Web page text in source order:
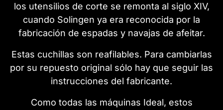
los utensilios de corte se remonta al siglo XIV,
cuando Solingen ya era reconocida por la
fabricación de espadas y navajas de afeitar.
Estas cuchillas son reafilables. Para cambiarlas
por su repuesto original sólo hay que seguir las
instrucciones del fabricante.
Como todas las máquinas Ideal, estos